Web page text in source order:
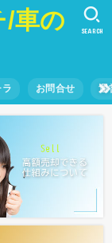
/車の
ラ お問合せ 運
SEARCH